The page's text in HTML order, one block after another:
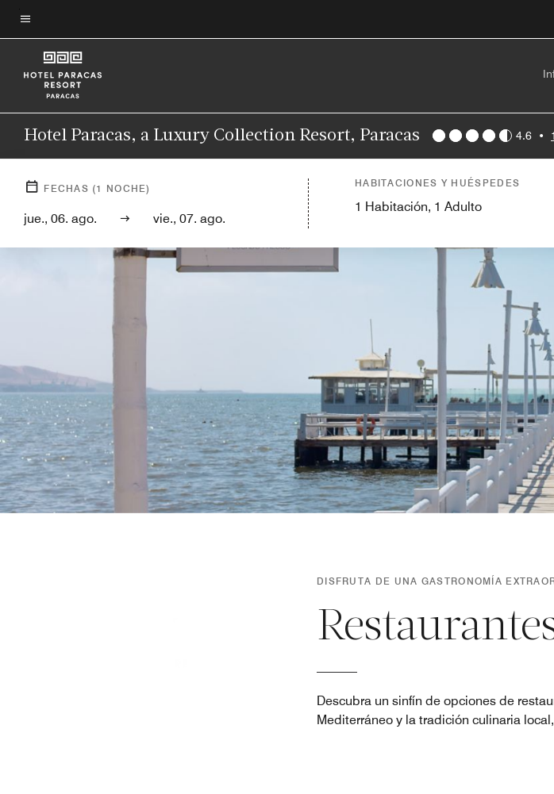
Skip
to
main
content
Texto del menú
Hotel Paracas, a Luxury Collection Resort, Paracas 4.6 •
FECHAS (1 NOCHE)
jue., 06. ago. vie., 07. ago.
HABITACIONES Y HUÉSPEDES
1 Habitación, 1 Adulto
DISFRUTA DE UNA GASTRONOMÍA
Descubra un sinfín de opciones de
Mediterráneo y la tradición culinaria